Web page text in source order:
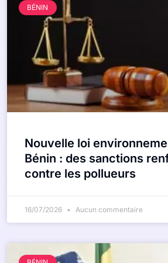
BÉNIN
Nouvelle loi
Bénin : des sanctions
contre les pollueurs
16/07/2026 Aucun commentaire